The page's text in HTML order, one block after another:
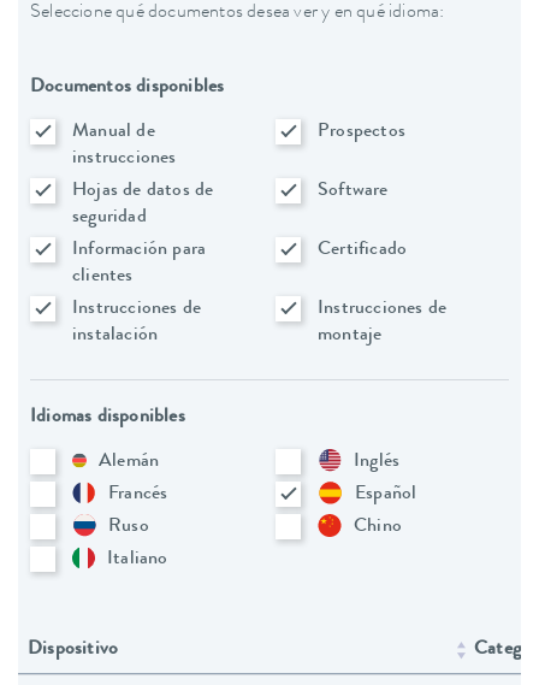
Seleccione qué documentos desea ver y en qué idioma:
Documentos disponibles
Manual de
instrucciones
Prospectos
Hojas de datos de
seguridad
Software
Información para
clientes
Certificado
Instrucciones de
instalación
Instrucciones de
montaje
Idiomas disponibles
Alemán
Inglés
Francés
Español
Ruso
Chino
Italiano
Dispositivo